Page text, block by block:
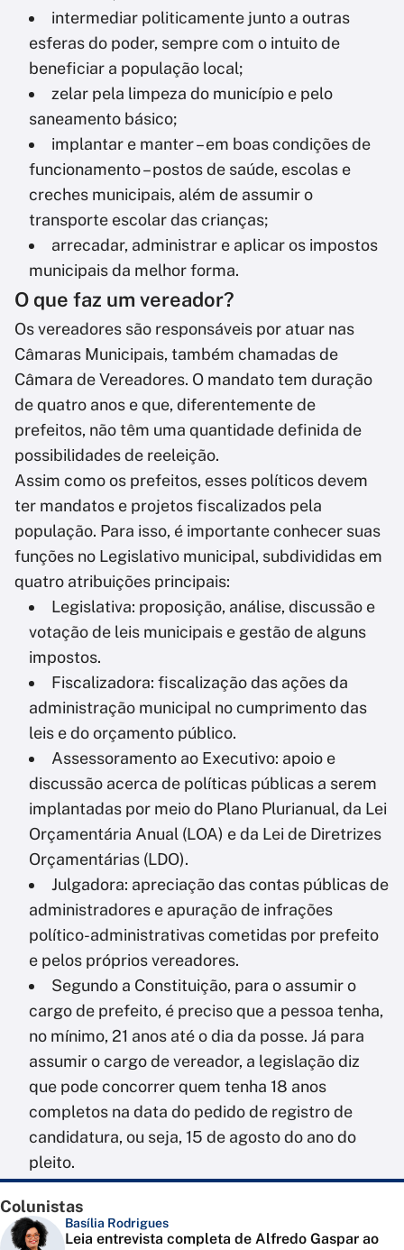
intermediar politicamente junto a outras
esferas do poder, sempre com o intuito de
beneficiar a população local;
zelar pela limpeza do município e pelo
saneamento básico;
implantar e manter – em boas condições de
funcionamento – postos de saúde, escolas e
creches municipais, além de assumir o
transporte escolar das crianças;
arrecadar, administrar e aplicar os impostos
municipais da melhor forma.
O que faz um vereador?
Os vereadores são responsáveis por atuar nas
Câmaras Municipais, também chamadas de
Câmara de Vereadores. O mandato tem duração
de quatro anos e que, diferentemente de
prefeitos, não têm uma quantidade definida de
possibilidades de reeleição.
Assim como os prefeitos, esses políticos devem
ter mandatos e projetos fiscalizados pela
população. Para isso, é importante conhecer suas
funções no Legislativo municipal, subdivididas em
quatro atribuições principais:
Legislativa: proposição, análise, discussão e
votação de leis municipais e gestão de alguns
impostos.
Fiscalizadora: fiscalização das ações da
administração municipal no cumprimento das
leis e do orçamento público.
Assessoramento ao Executivo: apoio e
discussão acerca de políticas públicas a serem
implantadas por meio do Plano Plurianual, da Lei
Orçamentária Anual (LOA) e da Lei de Diretrizes
Orçamentárias (LDO).
Julgadora: apreciação das contas públicas de
administradores e apuração de infrações
político-administrativas cometidas por prefeito
e pelos próprios vereadores.
Segundo a Constituição, para o assumir o
cargo de prefeito, é preciso que a pessoa tenha,
no mínimo, 21 anos até o dia da posse. Já para
assumir o cargo de vereador, a legislação diz
que pode concorrer quem tenha 18 anos
completos na data do pedido de registro de
candidatura, ou seja, 15 de agosto do ano do
pleito.
Colunistas
Basília Rodrigues
Leia entrevista completa de Alfredo Gaspar ao